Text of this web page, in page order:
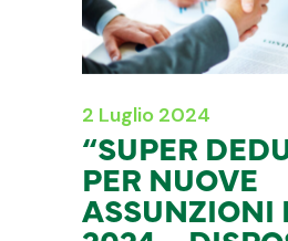
2 Luglio 2024
“SUPER
PER NUOVE
ASSUNZIONI